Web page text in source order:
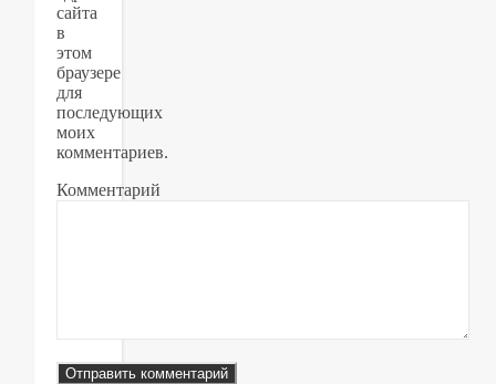
сайта
в
этом
браузере
для
последующих
моих
комментариев.
Комментарий